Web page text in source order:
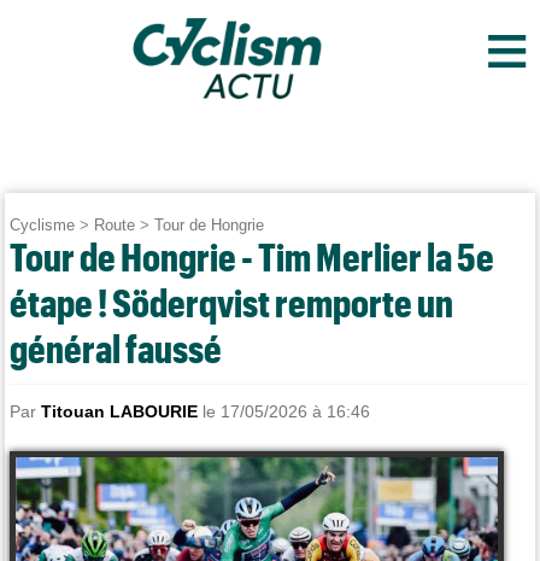
≡
Cyclisme > Route >Tour de Hongrie
Tour de Hongrie - Tim Merlier la 5e
étape ! Söderqvist remporte un
général faussé
ParTitouan LABOURIE le 17/05/2026 à 16:46